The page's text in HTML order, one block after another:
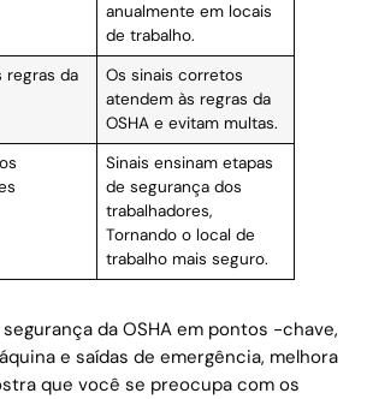
anualmente em locais
de trabalho.
regras da
Os sinais corretos
atendem às regras da
OSHA e evitam multas.
Sinais ensinam etapas
de segurança dos
trabalhadores,
Tornando o local de
trabalho mais seguro.
da OSHA em pontos -chave,
e saídas de emergência, melhora
que você se preocupa com os